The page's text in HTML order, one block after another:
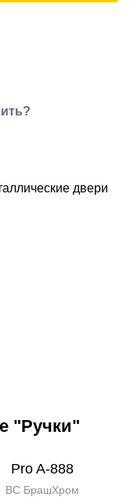
двери
"Ручки"
Pro A-888
BС БрашХром